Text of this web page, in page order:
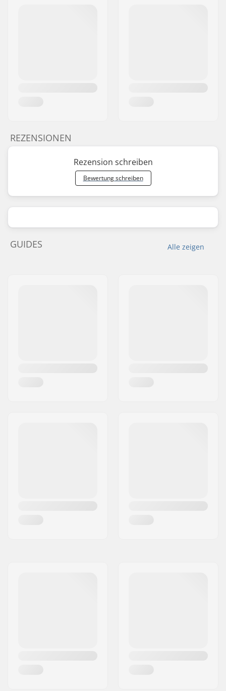
REZENSIONEN
Rezension schreiben
Bewertung schreiben
Alle zeigen
GUIDES